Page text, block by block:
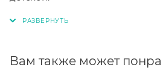
Вам также может